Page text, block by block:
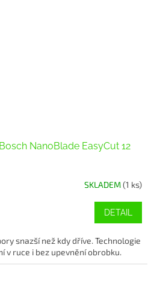
NanoBlade EasyCut 12
SKLADEM(1 ks)
DETAIL
snazší než kdy dříve. Technologie
v ruce i bez upevnění obrobku.